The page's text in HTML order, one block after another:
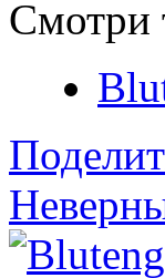
Смотри